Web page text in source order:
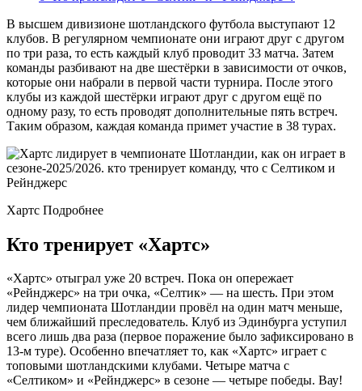
В высшем дивизионе шотландского футбола выступают 12
клубов. В регулярном чемпионате они играют друг с другом
по три раза, то есть каждый клуб проводит 33 матча. Затем
команды разбивают на две шестёрки в зависимости от очков,
которые они набрали в первой части турнира. После этого
клубы из каждой шестёрки играют друг с другом ещё по
одному разу, то есть проводят дополнительные пять встреч.
Таким образом, каждая команда примет участие в 38 турах.
Хартс Подробнее
Кто тренирует «Хартс»
«Хартс» отыграл уже 20 встреч. Пока он опережает
«Рейнджерс» на три очка, «Селтик» — на шесть. При этом
лидер чемпионата Шотландии провёл на один матч меньше,
чем ближайший преследователь. Клуб из Эдинбурга уступил
всего лишь два раза (первое поражение было зафиксировано в
13-м туре). Особенно впечатляет то, как «Хартс» играет с
топовыми шотландскими клубами. Четыре матча с
«Селтиком» и «Рейнджерс» в сезоне — четыре победы. Вау!